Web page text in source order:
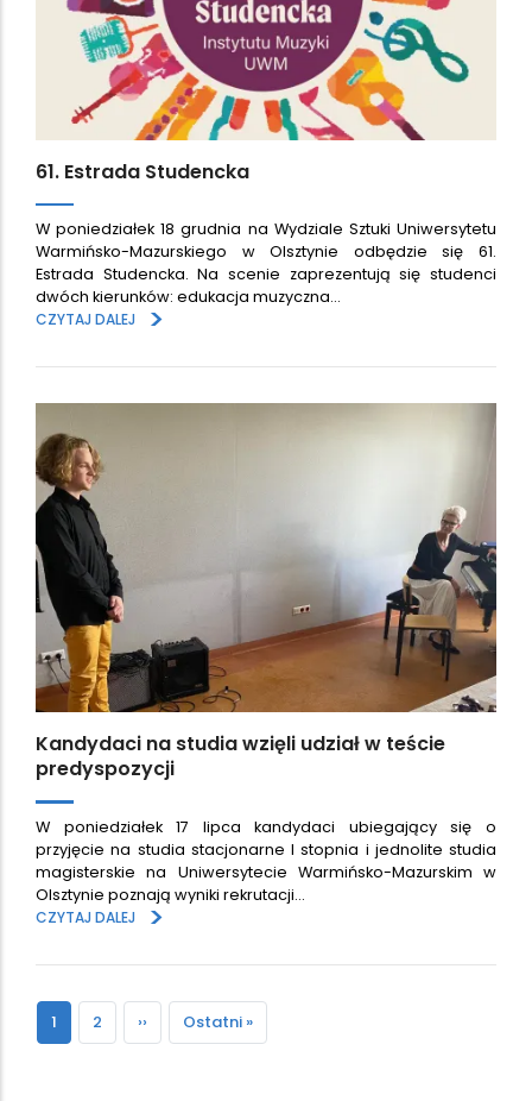
61. Estrada Studencka
W poniedziałek 18 grudnia na Wydziale Sztuki Uniwersytetu
Warmińsko-Mazurskiego w Olsztynie odbędzie się 61.
Estrada Studencka. Na scenie zaprezentują się studenci
dwóch kierunków: edukacja muzyczna…
CZYTAJ DALEJ
>
Kandydaci na studia wzięli udział w teście
predyspozycji
W poniedziałek 17 lipca kandydaci ubiegający się o
przyjęcie na studia stacjonarne I stopnia i jednolite studia
magisterskie na Uniwersytecie Warmińsko-Mazurskim w
Olsztynie poznają wyniki rekrutacji…
CZYTAJ DALEJ
>
Paginacja
Bieżąca
1 Strona
2
Następna
››
Ostatnia
Ostatni »